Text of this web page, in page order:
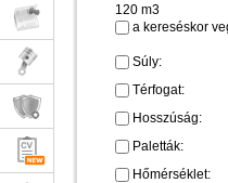
120 m3
a kereséskor
Súly:
Térfogat:
Hosszúság:
Paletták:
Hőmérséklet: